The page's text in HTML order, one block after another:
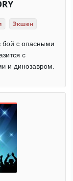
Экшен
бой с опасными
с
и динозавром.